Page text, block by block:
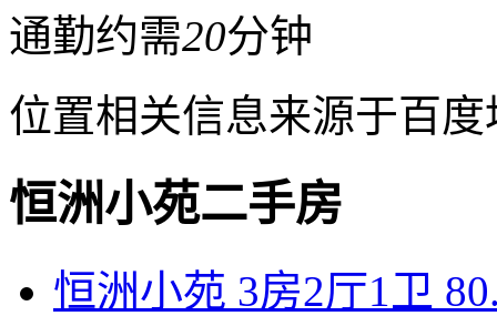
通勤约需20分钟
位置相关信息来源于百
恒洲小苑二手房
恒洲小苑 3房2厅1卫